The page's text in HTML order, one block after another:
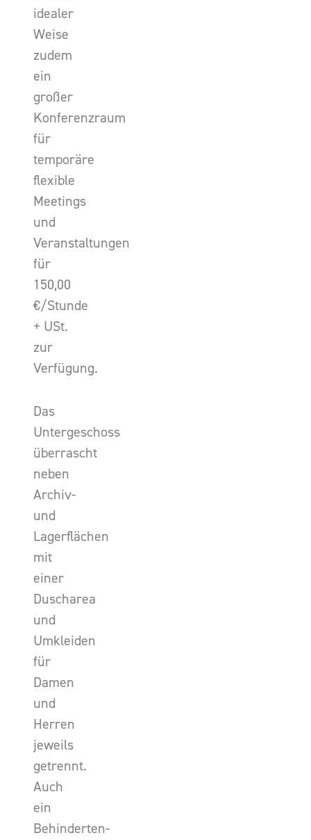
idealer
Weise
zudem
ein
großer
Konferenzraum
für
temporäre
flexible
Meetings
und
Veranstaltungen
für
150,00
€/Stunde
+ USt.
zur
Verfügung.
Das
Untergeschoss
überrascht
neben
Archiv-
und
Lagerflächen
mit
einer
Duscharea
und
Umkleiden
für
Damen
und
Herren
jeweils
getrennt.
Auch
ein
Behinderten-